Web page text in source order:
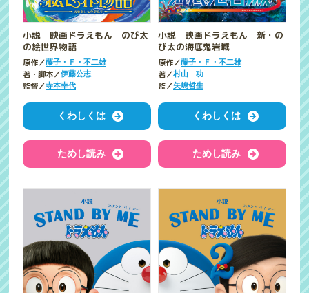
小説 映画ドラえもん のび太
の絵世界物語
原作／藤子・Ｆ・不二雄
著・脚本／伊藤公志
監督／寺本幸代
くわしくは
ためし読み
小説 映画ドラえもん 新・の
び太の海底鬼岩城
原作／藤子・Ｆ・不二雄
著／村山 功
監／矢嶋哲生
くわしくは
ためし読み